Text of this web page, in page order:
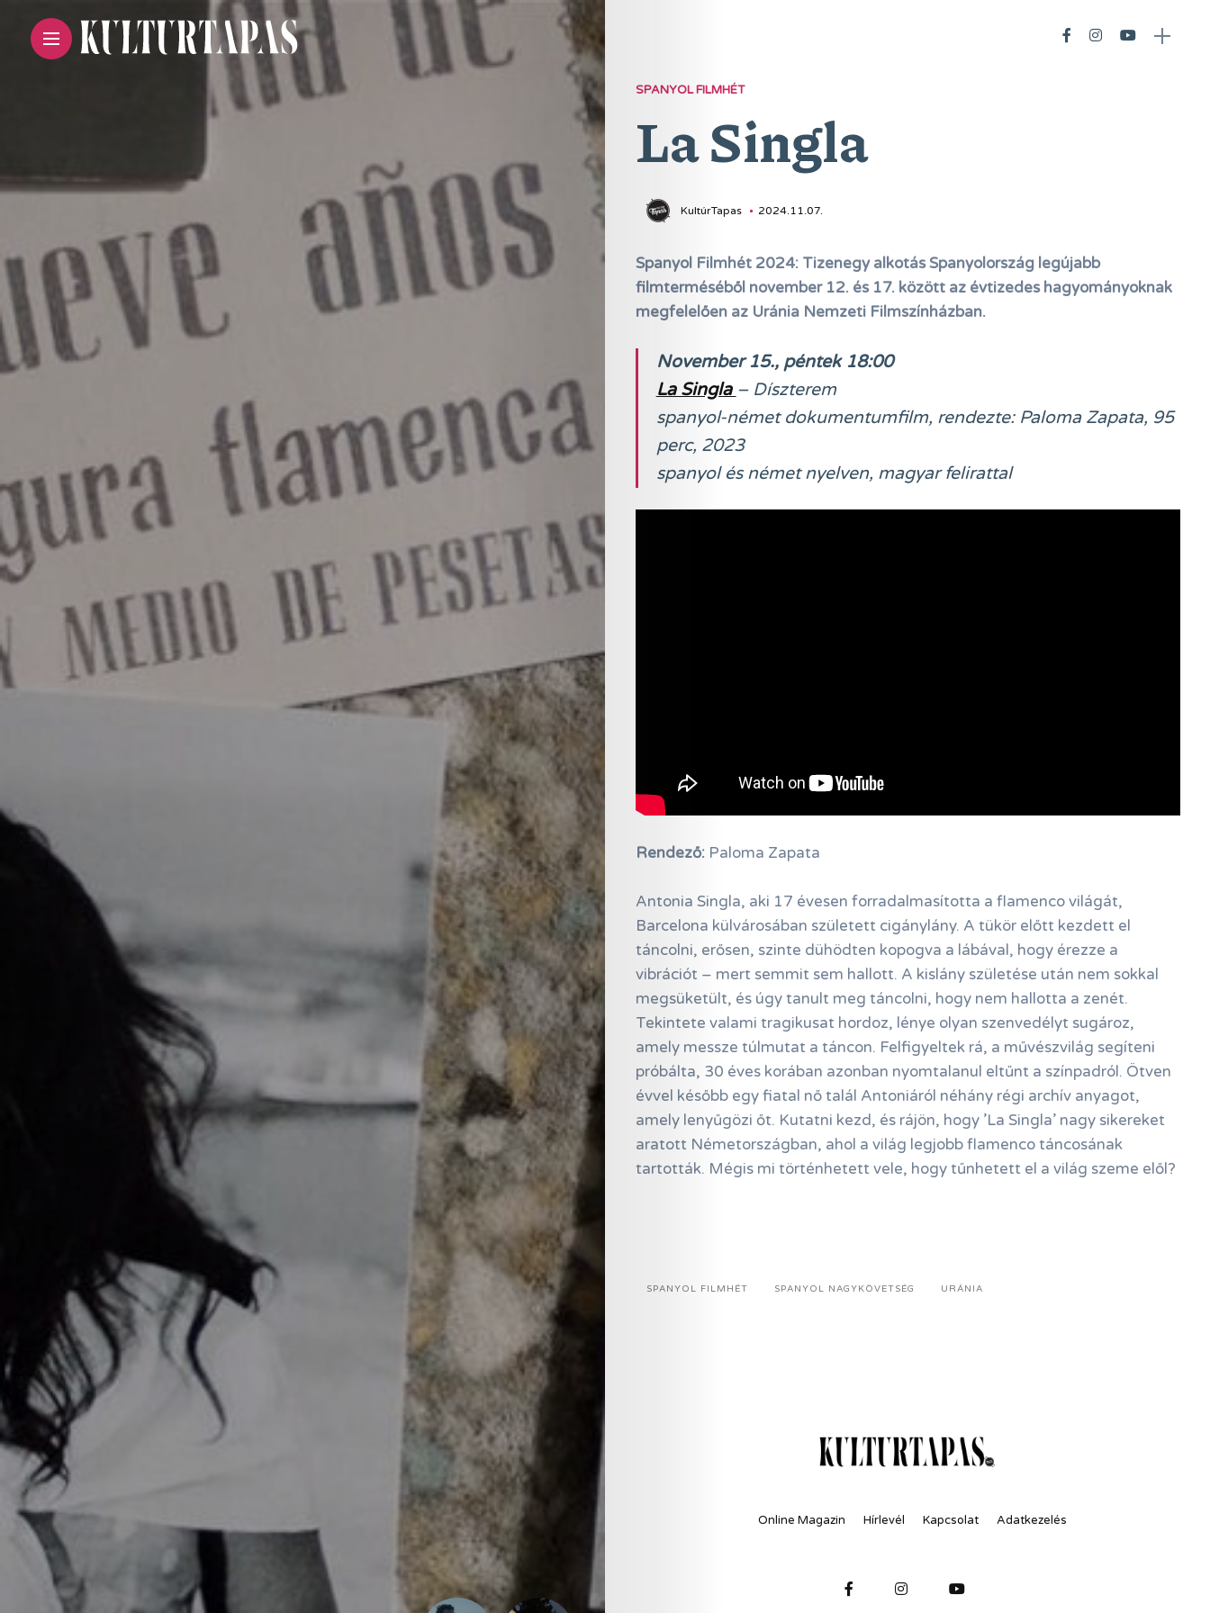
Search
SPANYOL FILMHÉT
La Singla
KultúrTapas 2024.11.07.
Spanyol Filmhét 2024: Tizenegy alkotás Spanyolország legújabb
filmterméséből november 12. és 17. között az évtizedes hagyományoknak
megfelelően az Uránia Nemzeti Filmszínházban.
November 15., péntek 18:00
La Singla – Díszterem
spanyol-német dokumentumfilm, rendezte: Paloma Zapata, 95
perc, 2023
spanyol és német nyelven, magyar felirattal
Rendező:Paloma Zapata
Antonia Singla, aki 17 évesen forradalmasította a flamenco világát,
Barcelona külvárosában született cigánylány. A tükör előtt kezdett el
táncolni, erősen, szinte dühödten kopogva a lábával, hogy érezze a
vibrációt – mert semmit sem hallott. A kislány születése után nem sokkal
megsüketült, és úgy tanult meg táncolni, hogy nem hallotta a zenét.
Tekintete valami tragikusat hordoz, lénye olyan szenvedélyt sugároz,
amely messze túlmutat a táncon. Felfigyeltek rá, a művészvilág segíteni
próbálta, 30 éves korában azonban nyomtalanul eltűnt a színpadról. Ötven
évvel később egy fiatal nő talál Antoniáról néhány régi archív anyagot,
amely lenyűgözi őt. Kutatni kezd, és rájön, hogy ’La Singla’ nagy sikereket
aratott Németországban, ahol a világ legjobb flamenco táncosának
tartották. Mégis mi történhetett vele, hogy tűnhetett el a világ szeme elől?
SPANYOL FILMHÉT SPANYOL NAGYKÖVETSÉG URÁNIA
Online Magazin Hírlevél Kapcsolat Adatkezelés